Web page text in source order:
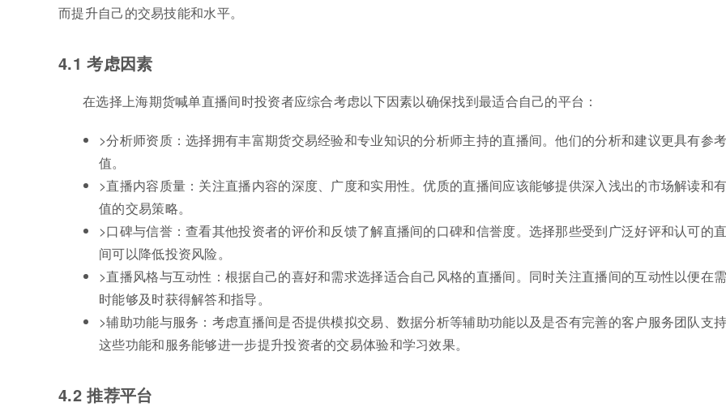
而提升自己的交易技能和水平。
4.1 考虑因素
在选择上海期货喊单直播间时投资者应综合考虑以下因素以确保找到最适合自己的平台：
>分析师资质：选择拥有丰富期货交易经验和专业知识的分析师主持的直播间。他们的分析和建议更具有参
值。
>直播内容质量：关注直播内容的深度、广度和实用性。优质的直播间应该能够提供深入浅出的市场解读和
值的交易策略。
>口碑与信誉：查看其他投资者的评价和反馈了解直播间的口碑和信誉度。选择那些受到广泛好评和认可的
间可以降低投资风险。
>直播风格与互动性：根据自己的喜好和需求选择适合自己风格的直播间。同时关注直播间的互动性以便在
时能够及时获得解答和指导。
>辅助功能与服务：考虑直播间是否提供模拟交易、数据分析等辅助功能以及是否有完善的客户服务团队支持
这些功能和服务能够进一步提升投资者的交易体验和学习效果。
4.2 推荐平台